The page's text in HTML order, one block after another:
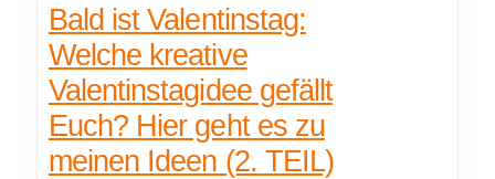
Bald ist Valentinstag:
Welche kreative
Valentinstagidee gefällt
Euch? Hier geht es zu
meinen Ideen (2. TEIL)